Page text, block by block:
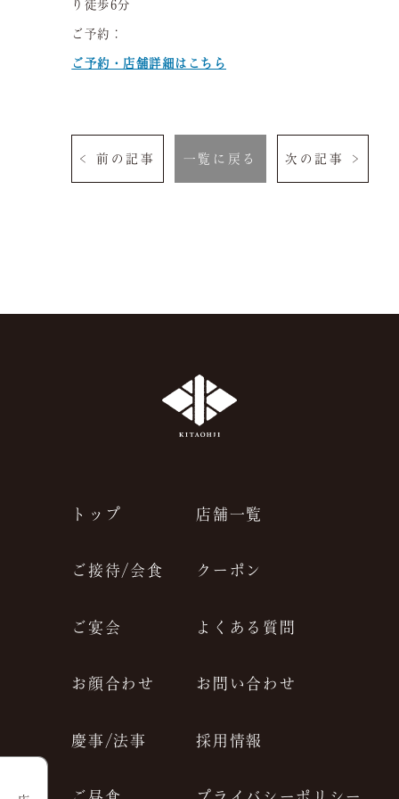
り徒歩6分
ご予約：
ご予約・店舗詳細はこちら
< 前の記事 一覧に戻る 次の記事 >
トップ
ご接待/会食
ご宴会
お顔合わせ
慶事/法事
店舗一覧
クーポン
よくある質問
お問い合わせ
採用情報